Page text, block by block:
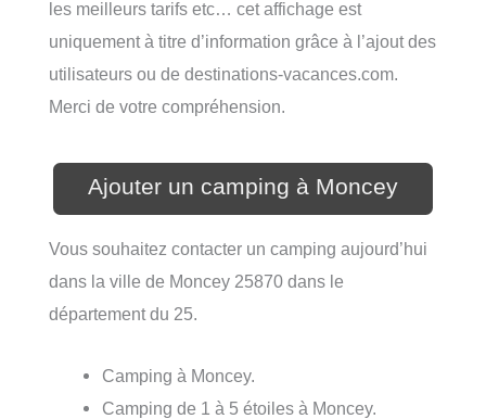
les meilleurs tarifs etc… cet affichage est
uniquement à titre d’information grâce à l’ajout des
utilisateurs ou de destinations-vacances.com.
Merci de votre compréhension.
Ajouter un camping à Moncey
Vous souhaitez contacter un camping aujourd’hui
dans la ville de Moncey 25870 dans le
département du 25.
Camping à Moncey.
Camping de 1 à 5 étoiles à Moncey.